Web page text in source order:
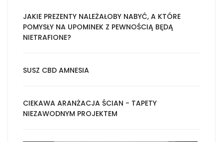
JAKIE PREZENTY NALEŻAŁOBY NABYĆ, A KTÓRE
POMYSŁY NA UPOMINEK Z PEWNOŚCIĄ BĘDĄ
NIETRAFIONE?
SUSZ CBD AMNESIA
CIEKAWA ARANŻACJA ŚCIAN - TAPETY
NIEZAWODNYM PROJEKTEM